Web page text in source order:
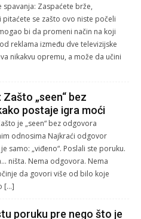
Zaspaćete brže,
se zašto ovo niste počeli
bi da promeni način na koji
reklama između dve televizijske
nikakvu opremu, a može da učini
„seen“ bez
postaje igra moći
je „seen“ bez odgovora
odnosima Najkraći odgovor
samo: „viđeno“. Poslali ste poruku.
ništa. Nema odgovora. Nema
da govori više od bilo koje
[…]
poruku pre nego što je